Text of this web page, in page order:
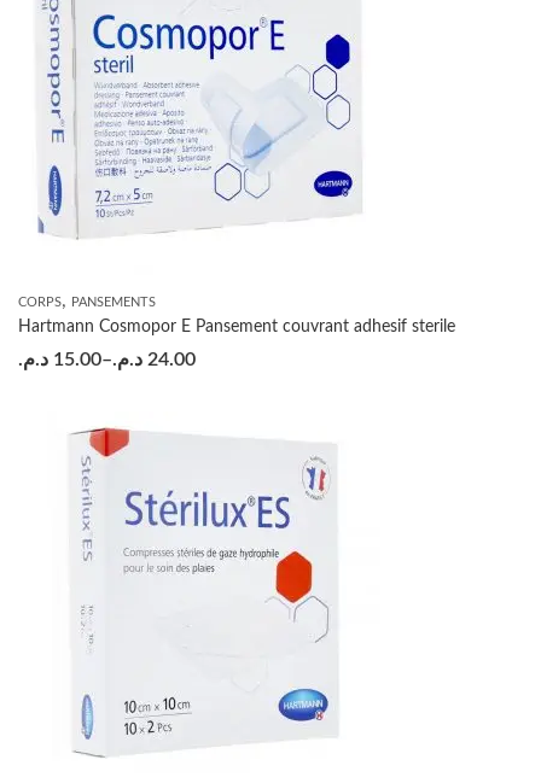
CORPS, PANSEMENTS
Hartmann Cosmopor E Pansement couvrant adhesif sterile
15.00 د.م. – 24.00 د.م.